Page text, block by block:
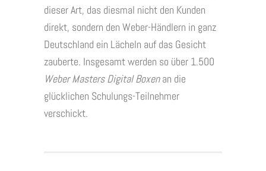
dieser Art, das diesmal nicht den Kunden
direkt, sondern den Weber-Händlern in ganz
Deutschland ein Lächeln auf das Gesicht
zauberte. Insgesamt werden so über 1.500
Weber Masters Digital Boxenan die
glücklichen Schulungs-Teilnehmer
verschickt.